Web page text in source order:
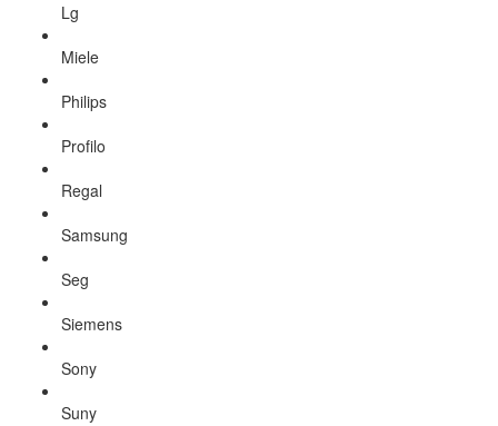
Lg
Miele
Philips
Profilo
Regal
Samsung
Seg
Siemens
Sony
Suny